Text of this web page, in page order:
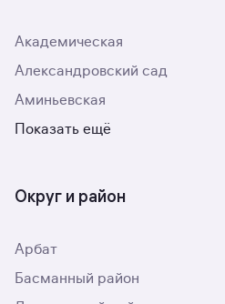
Академическая
Александровский сад
Аминьевская
Показать ещё
Округ и район
Арбат
Басманный район